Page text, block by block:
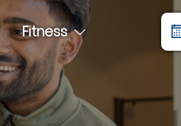
Fitness